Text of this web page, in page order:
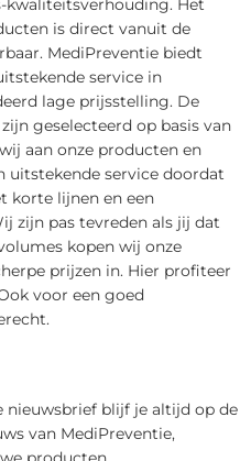
Het
is direct vanuit de
MediPreventie biedt
service in
lage prijsstelling. De
geselecteerd op basis van
aan onze producten en
uitstekende service doordat
korte lijnen en een
zijn pas tevreden als jij dat
kopen wij onze
prijzen in. Hier profiteer
voor een goed
nieuwsbrief blijf je altijd op de
van MediPreventie,